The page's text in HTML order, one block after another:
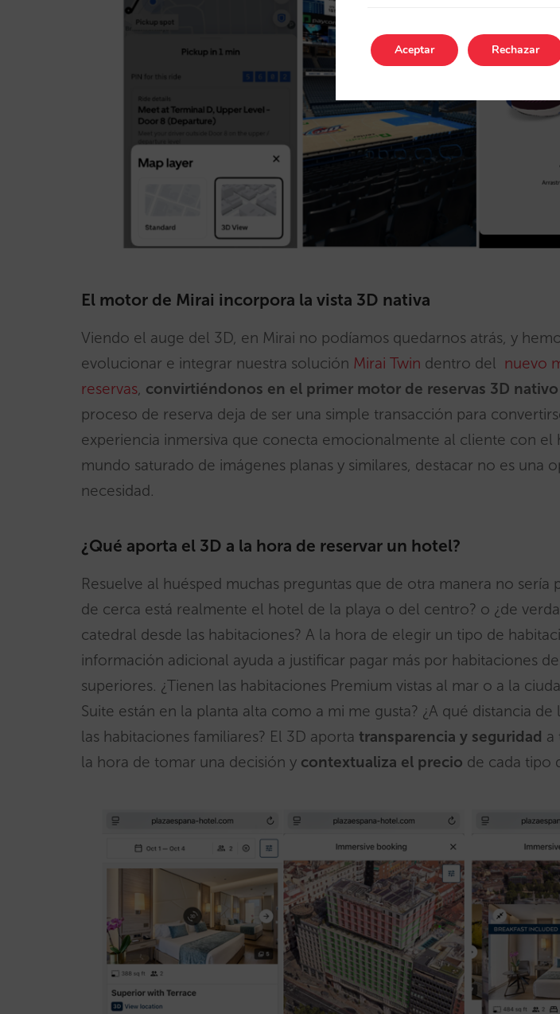
El motor de Mirai incorpora la vista 3D nativa
Viendo el auge del 3D, en Mirai no podíamos quedarnos atrás, y
evolucionar e integrar nuestra solución Mirai Twin dentro del nuevo
reservas convirtiéndonos en el primer motor de reservas 3D
proceso de reserva deja de ser una simple transacción para
experiencia inmersiva que conecta emocionalmente al cliente con el
mundo saturado de imágenes planas y similares, destacar no es una
necesidad.
¿Qué aporta el 3D a la hora de reservar un hotel?
Resuelve al huésped muchas preguntas que de otra manera no sería
de cerca está realmente el hotel de la playa o del centro? o ¿de
catedral desde las habitaciones? A la hora de elegir un tipo de
información adicional ayuda a justificar pagar más por habitaciones
superiores. ¿Tienen las habitaciones Premium vistas al mar o a la
Suite están en la planta alta como a mi me gusta? ¿A qué distancia de
las habitaciones familiares? El 3D aporta transparencia y seguridad a
la hora de tomar una decisión y contextualiza el precio de cada tipo
Aceptar Rechazar